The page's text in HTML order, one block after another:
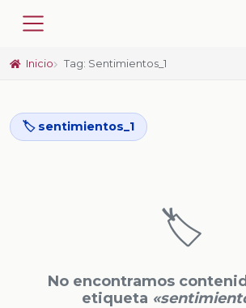
Inicio Tag: Sentimientos_1
🏷️ sentimientos_1
🏷️
No encontramos
etiqueta